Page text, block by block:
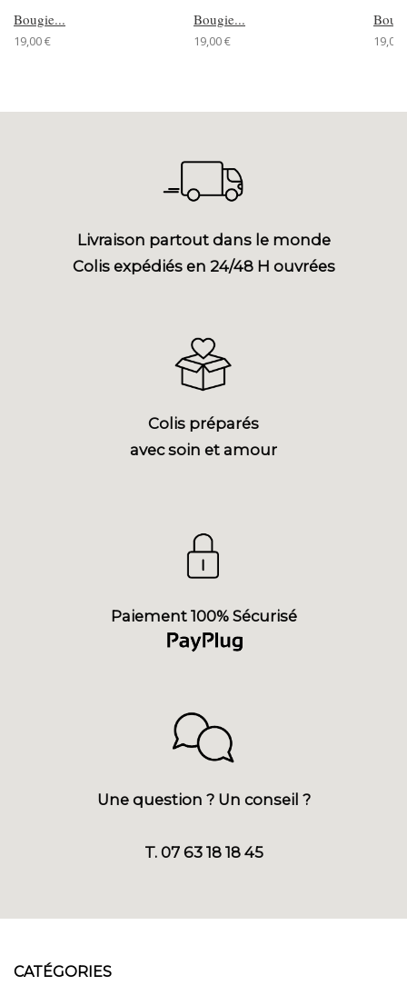
Bougie...
19,00 €
Bougie...
19,00 € 19,00
Livraison partout dans le monde
Colis expédiés en 24/48 H ouvrées
Colis préparés
avec soin et amour
Paiement 100% Sécurisé
Une question ? Un conseil ?
T. 07 63 18 18 45
CATÉGORIES